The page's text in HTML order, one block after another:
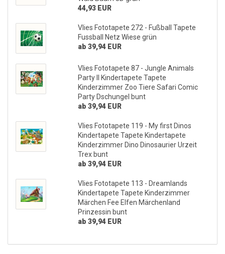
44,93 EUR
Vlies Fototapete 272 - Fußball Tapete
Fussball Netz Wiese grün
ab 39,94 EUR
Vlies Fototapete 87 - Jungle Animals
Party II Kindertapete Tapete
Kinderzimmer Zoo Tiere Safari Comic
Party Dschungel bunt
ab 39,94 EUR
Vlies Fototapete 119 - My first Dinos
Kindertapete Tapete Kindertapete
Kinderzimmer Dino Dinosaurier Urzeit
Trex bunt
ab 39,94 EUR
Vlies Fototapete 113 - Dreamlands
Kindertapete Tapete Kinderzimmer
Märchen Fee Elfen Märchenland
Prinzessin bunt
ab 39,94 EUR